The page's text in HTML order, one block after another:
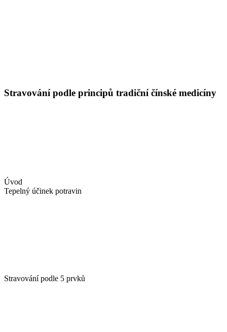
Stravování podle principů tradiční čínské medicíny
Úvod
Tepelný účinek potravin
Stravování podle 5 prvků